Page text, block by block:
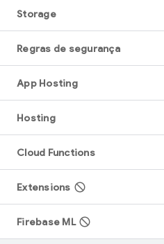
Storage
Regras de segurança
App Hosting
Hosting
Cloud Functions
Extensions
Firebase ML